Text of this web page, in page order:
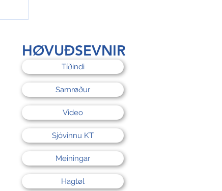
HØVUÐSEVNIR
Tíðindi
Samrøður
Video
Sjóvinnu KT
Meiningar
Hagtøl